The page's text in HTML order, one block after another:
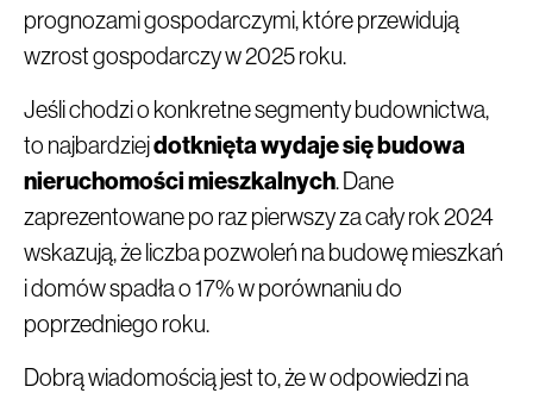
prognozami gospodarczymi, które przewidują
wzrost gospodarczy w 2025 roku.
Jeśli chodzi o konkretne segmenty budownictwa,
to najbardziejdotknięta wydaje się budowa
nieruchomości mieszkalnych. Dane
zaprezentowane po raz pierwszy za cały rok 2024
wskazują, że liczba pozwoleń na budowę mieszkań
i domów spadła o 17% w porównaniu do
poprzedniego roku.
Dobrą wiadomością jest to, że w odpowiedzi na